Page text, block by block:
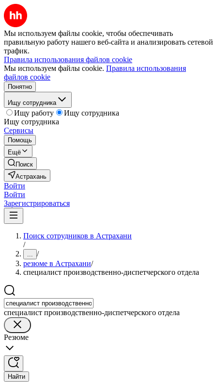
Мы используем файлы cookie, чтобы обеспечивать
правильную работу нашего веб-сайта и анализировать сетевой
трафик.
Правила использования файлов cookie
Мы используем файлы cookie. Правила использования
файлов cookie
Понятно
Ищу сотрудника
Ищу работу
Ищу сотрудника
Ищу сотрудника
Сервисы
Помощь
Ещё
Поиск
Астрахань
Войти
Войти
Зарегистрироваться
Поиск сотрудников в Астрахани
/
... /
резюме в Астрахани/
специалист производственно-диспетчерского отдела
специалист производственно-диспетчерского отдела
Резюме
Найти